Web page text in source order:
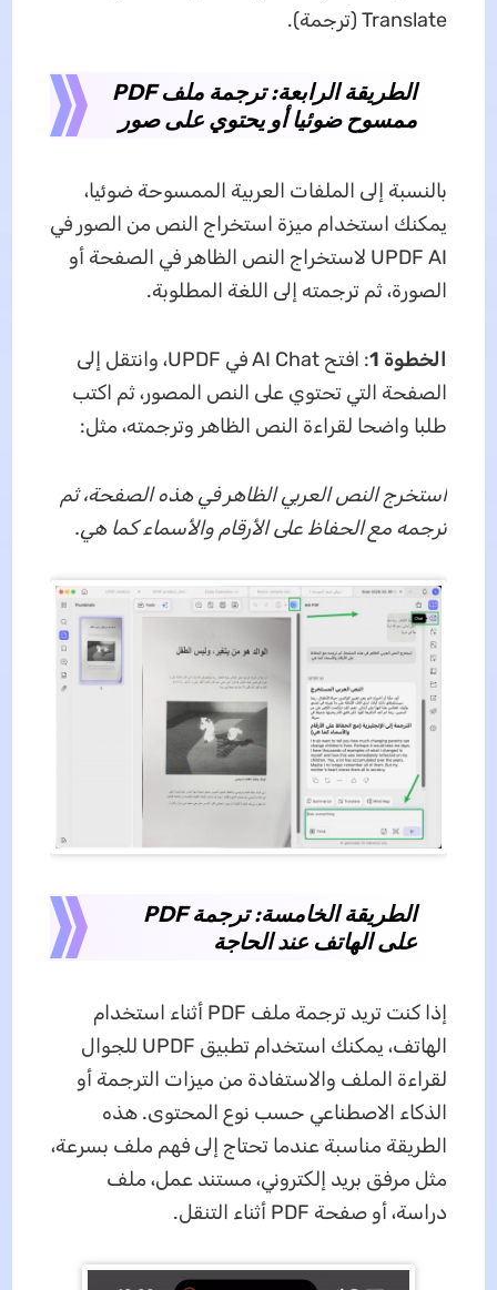
Translate (ترجمة).
الطريقة الرابعة: ترجمة ملف PDF
ممسوح ضوئيا أو يحتوي على صور
بالنسبة إلى الملفات العربية الممسوحة ضوئيا،
يمكنك استخدام ميزة استخراج النص من الصور في
UPDF AI لاستخراج النص الظاهر في الصفحة أو
الصورة، ثم ترجمته إلى اللغة المطلوبة.
الخطوة 1
: افتح AI Chat في UPDF، وانتقل إلى
الصفحة التي تحتوي على النص المصور، ثم اكتب
طلبا واضحا لقراءة النص الظاهر وترجمته، مثل:
استخرج النص العربي الظاهر في هذه الصفحة، ثم
ترجمه مع الحفاظ على الأرقام والأسماء كما هي.
الطريقة الخامسة: ترجمة PDF
على الهاتف عند الحاجة
إذا كنت تريد ترجمة ملف PDF أثناء استخدام
الهاتف، يمكنك استخدام تطبيق UPDF للجوال
لقراءة الملف والاستفادة من ميزات الترجمة أو
الذكاء الاصطناعي حسب نوع المحتوى. هذه
الطريقة مناسبة عندما تحتاج إلى فهم ملف بسرعة،
مثل مرفق بريد إلكتروني، مستند عمل، ملف
دراسة، أو صفحة PDF أثناء التنقل.